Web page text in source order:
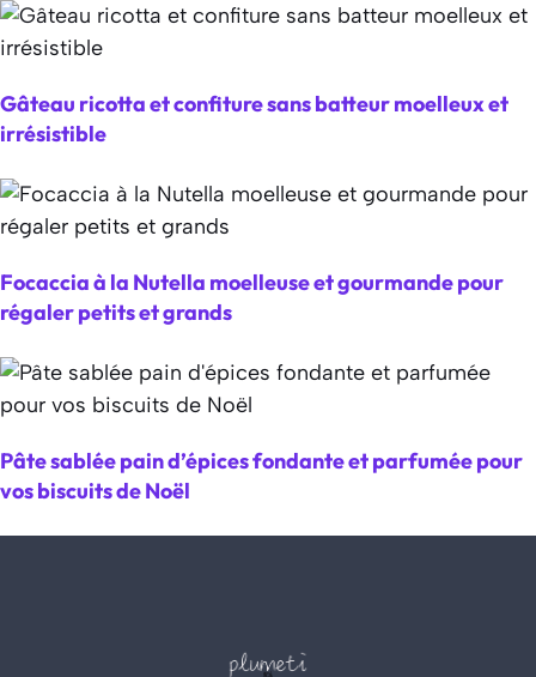
Gâteau ricotta et confiture sans batteur moelleux et
irrésistible
Focaccia à la Nutella moelleuse et gourmande pour
régaler petits et grands
Pâte sablée pain d’épices fondante et parfumée pour
vos biscuits de Noël